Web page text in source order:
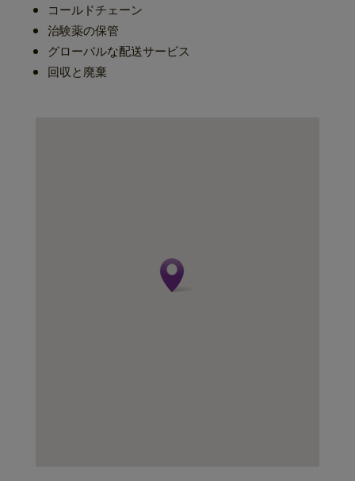
コールドチェーン
治験薬の保管
グローバルな配送サービス
回収と廃棄